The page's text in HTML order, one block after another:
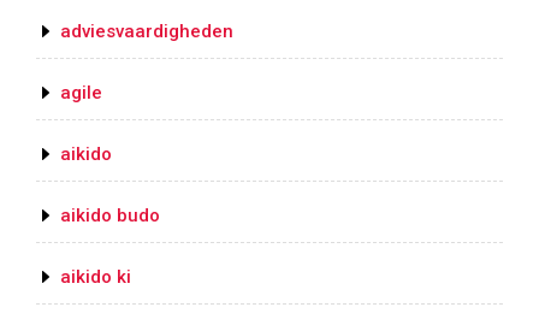
adviesvaardigheden
agile
aikido
aikido budo
aikido ki